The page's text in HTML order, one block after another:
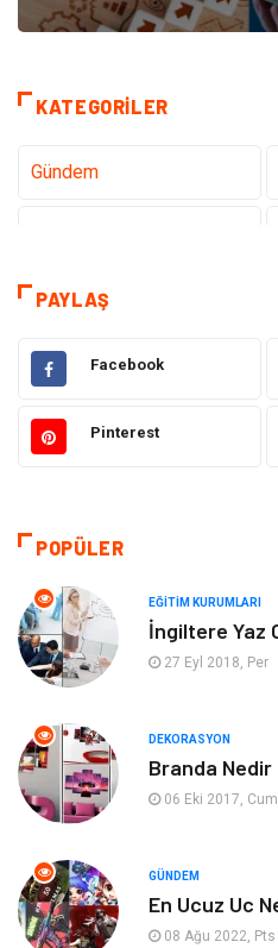
KATEGORILER
Gündem
Dekorasyon
Gıda
Bilgisayar ve Yazılım
Hukuk
Otomotiv
Yapı İnşaat
Tatil
Bahçe Ev
Organizasyon
PAYLAŞ
Facebook
Pinterest
POPÜLER
EĞITIM KURUMLARI
İngiltere Yaz
27 Eyl 2018, Per
DEKORASYON
Branda Nedir
06 Eki 2017, Cum
GÜNDEM
En Ucuz Uc
08 Ağu 2022, Pts